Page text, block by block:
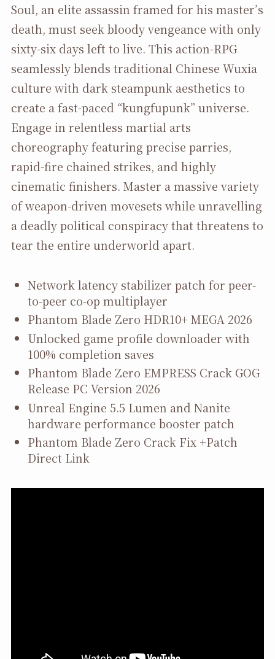
Soul, an elite assassin framed for his master’s
death, must seek bloody vengeance with only
sixty-six days left to live. This action-RPG
seamlessly blends traditional Chinese Wuxia
culture with dark steampunk aesthetics to
create a fast-paced “kungfupunk” universe.
Engage in relentless martial arts
choreography featuring precise parries,
rapid-fire chained strikes, and highly
cinematic finishers. Master a massive variety
of weapon-driven movesets while unravelling
a deadly political conspiracy that threatens to
tear the entire underworld apart.
Network latency stabilizer patch for peer-
to-peer co-op multiplayer
Phantom Blade Zero HDR10+ MEGA 2026
Unlocked game profile downloader with
100% completion saves
Phantom Blade Zero EMPRESS Crack GOG
Release PC Version 2026
Unreal Engine 5.5 Lumen and Nanite
hardware performance booster patch
Phantom Blade Zero Crack Fix +Patch
Direct Link